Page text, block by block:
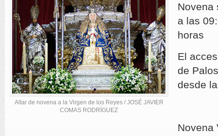
Altar de novena a la Virgen de los Reyes / JOSÉ JAVIER
COMAS RODRÍGUEZ
Novena
a las
horas
El
de
desde
Novena